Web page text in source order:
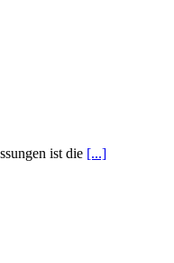
ist die [...]